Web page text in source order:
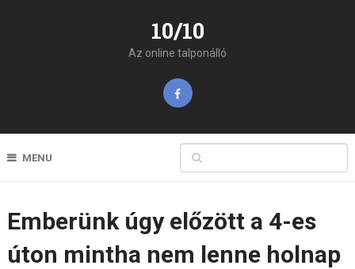
10/10
Az online talponálló
MENU
Emberünk úgy előzött a 4-es
úton mintha nem lenne holnap